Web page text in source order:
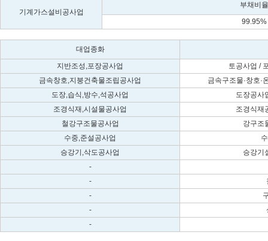
기계가스설비공사업
부채비율
99.95%
대업종화
지반조성,포장공사업
토공사업 /
금속창호,지붕건축물조립공사업
금속구조물·창호·
도장,습식,방수,석공사업
도장공사
조경식재,시설물공사업
조경식재
철강구조물공사업
강구조
수중,준설공사업
승강기,삭도공사업
승강기
-
-
-
-
-